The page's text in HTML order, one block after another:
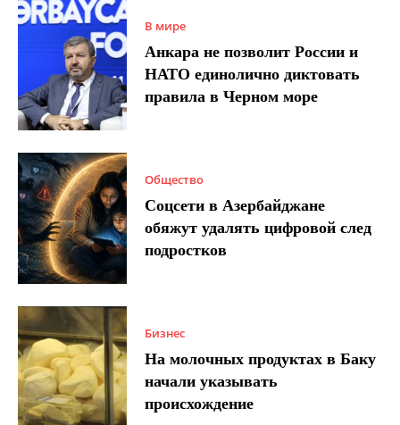
В мире
Анкара не позволит России и
НАТО единолично диктовать
правила в Черном море
Общество
Соцсети в Азербайджане
обяжут удалять цифровой след
подростков
Бизнес
На молочных продуктах в Баку
начали указывать
происхождение